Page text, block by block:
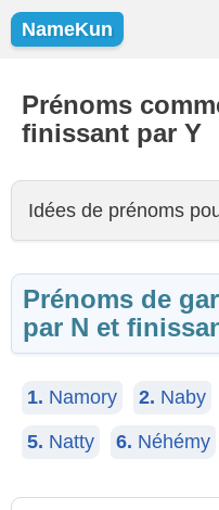
NameKun
Prénoms Populaires
Prénoms
finissant par Y
Idées de prénoms
Prénoms de
par N et
1. Namory 2. Naby
5. Natty 6. Néhémy